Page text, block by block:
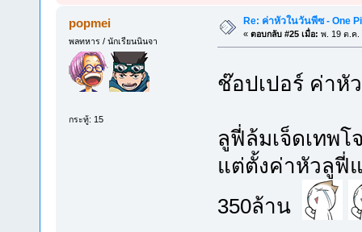
popmei
พลทหาร / นักเรียนนินจา
กระทู้: 15
Re: ค่าหัวในวันพีซ - One
« ตอบกลับ #25 เมื่อ: พ. 19 ต.ค.
ช๊อปเปอร์ ค่าหั
ลูฟี่ล้มเจ็ดเทพโ
แต่ตั้งค่าหัวลูฟี่แ
350ล้าน